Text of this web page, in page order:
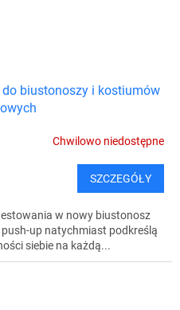
biustonoszy i kostiumów
Chwilowo niedostępne
SZCZEGÓŁY
w nowy biustonosz
up natychmiast podkreślą
siebie na każdą...